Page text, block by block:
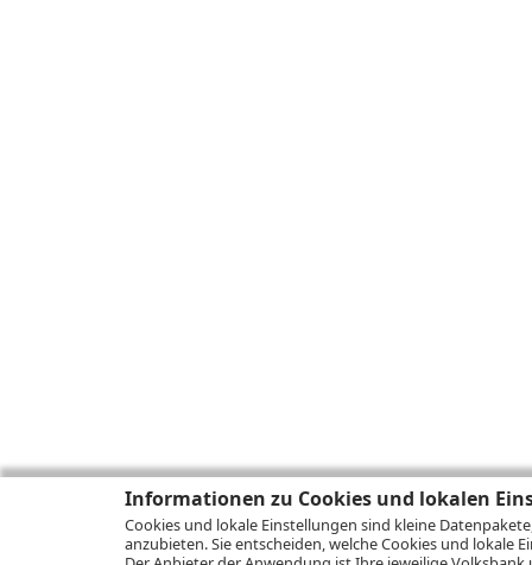
Informationen zu Cookies und lokalen
Cookies und lokale Einstellungen sind kleine
anzubieten. Sie entscheiden, welche Cookies und lokale